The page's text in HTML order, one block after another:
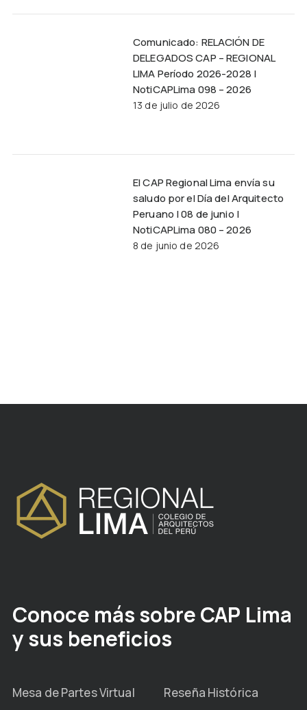
Comunicado: RELACIÓN DE
DELEGADOS CAP – REGIONAL
LIMA Período 2026-2028 |
NotiCAPLima 098 – 2026
13 de julio de 2026
El CAP Regional Lima envía su
saludo por el Día del Arquitecto
Peruano | 08 de junio |
NotiCAPLima 080 – 2026
8 de junio de 2026
Conoce más sobre CAP Lima
y sus beneficios
Mesa de Partes Virtual
Reseña Histórica